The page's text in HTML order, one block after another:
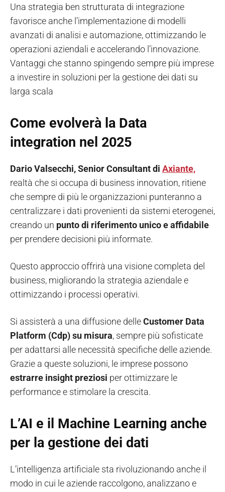
Una strategia ben strutturata di integrazione
favorisce anche l’implementazione di modelli
avanzati di analisi e automazione, ottimizzando le
operazioni aziendali e accelerando l’innovazione.
Vantaggi che stanno spingendo sempre più imprese
a investire in soluzioni per la gestione dei dati su
larga scala
Come evolverà la Data
integration nel 2025
Dario Valsecchi, Senior Consultant di Axiante,
realtà che si occupa di business innovation, ritiene
che sempre di più le organizzazioni punteranno a
centralizzare i dati provenienti da sistemi eterogenei,
creando un punto di riferimento unico e affidabile
per prendere decisioni più informate.
Questo approccio offrirà una visione completa del
business, migliorando la strategia aziendale e
ottimizzando i processi operativi.
Si assisterà a una diffusione delleCustomer Data
Platform (Cdp) su misura, sempre più sofisticate
per adattarsi alle necessità specifiche delle aziende.
Grazie a queste soluzioni, le imprese possono
estrarre insight preziosi per ottimizzare le
performance e stimolare la crescita.
L’AI e il Machine Learning anche
per la gestione dei dati
L’intelligenza artificiale sta rivoluzionando anche il
modo in cui le aziende raccolgono, analizzano e